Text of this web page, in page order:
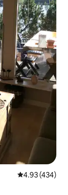
レビュー434
4.93 (434)